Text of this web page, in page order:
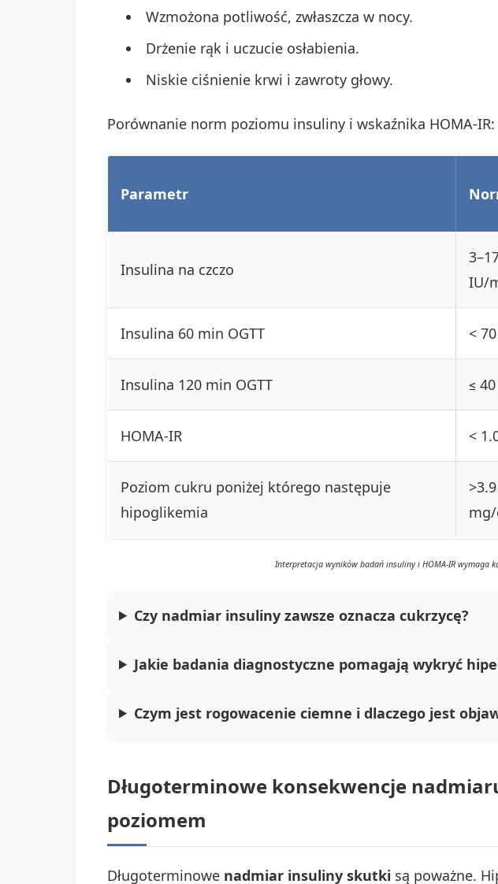
Wzmożona potliwość, zwłaszcza w nocy.
Drżenie rąk i uczucie osłabienia.
Niskie ciśnienie krwi i zawroty głowy.
Porównanie norm poziomu insuliny i wskaźnika HOMA-IR:
Parametr
Insulina na czczo
IU/
Insulina 60 min OGTT <
Insulina 120 min OGTT ≤
HOMA-IR <
Poziom cukru poniżej którego następuje
hipoglikemia
Interpretacja wyników badań insuliny i HOMA-IR wymaga
Czy nadmiar insuliny zawsze oznacza cukrzycę?
Jakie badania diagnostyczne pomagają wykryć
Czym jest rogowacenie ciemne i dlaczego jest
Długoterminowe konsekwencje
poziomem
Długoterminowe nadmiar insuliny skutki są poważne.